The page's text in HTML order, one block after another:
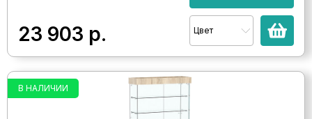
23 903 р. Цвет
В НАЛИЧИИ